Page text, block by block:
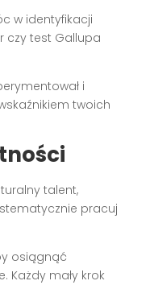
w identyfikacji
czy test Gallupa
i
twoich
talent,
pracuj
osiągnąć
Każdy mały krok